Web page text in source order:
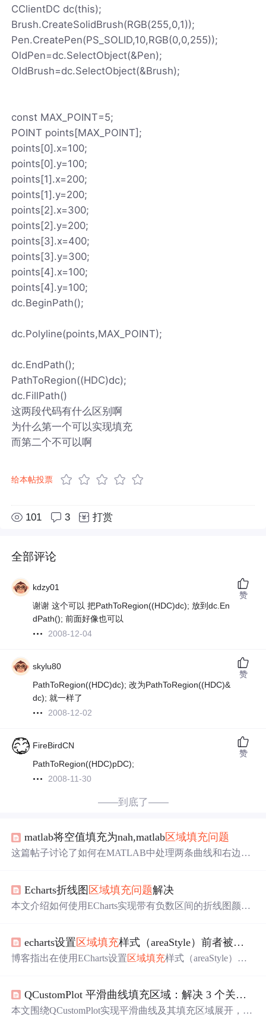
CClientDC dc(this);
Brush.CreateSolidBrush(RGB(255,0,1));
Pen.CreatePen(PS_SOLID,10,RGB(0,0,255));
OldPen=dc.SelectObject(&Pen);
OldBrush=dc.SelectObject(&Brush);
const MAX_POINT=5;
POINT points[MAX_POINT];
points[0].x=100;
points[0].y=100;
points[1].x=200;
points[1].y=200;
points[2].x=300;
points[2].y=200;
points[3].x=400;
points[3].y=300;
points[4].x=100;
points[4].y=100;
dc.BeginPath();
dc.Polyline(points,MAX_POINT);
dc.EndPath();
PathToRegion((HDC)dc);
dc.FillPath()
这两段代码有什么区别啊
为什么第一个可以实现填充
而第二个不可以啊
给本帖投票
101 3 打赏
全部评论
kdzy01
谢谢 这个可以 把PathToRegion((HDC)dc); 放到dc.En
dPath(); 前面好像也可以
2008-12-04
赞
skylu80
PathToRegion((HDC)dc); 改为PathToRegion((HDC)&
dc); 就一样了
2008-12-02
赞
FireBirdCN
PathToRegion((HDC)pDC);
2008-11-30
赞
——到底了——
matlab将空值填充为nah,matlab区域填充问题
这篇帖子讨论了如何在MATLAB中处理两条曲线和右边界
意图。
Echarts折线图 区域填充问题解决
本文介绍如何使用ECharts实现带有负数区间的折线图颜色
echarts设置区域填充样式（areaStyle）前者被后者样式覆盖
博客指出在使用ECharts设置区域填充样式（areaStyle）
QCustomPlot 平滑曲线填充区域：解决 3 个关键
本文围绕QCustomPlot实现平滑曲线及其填充区域展开，重